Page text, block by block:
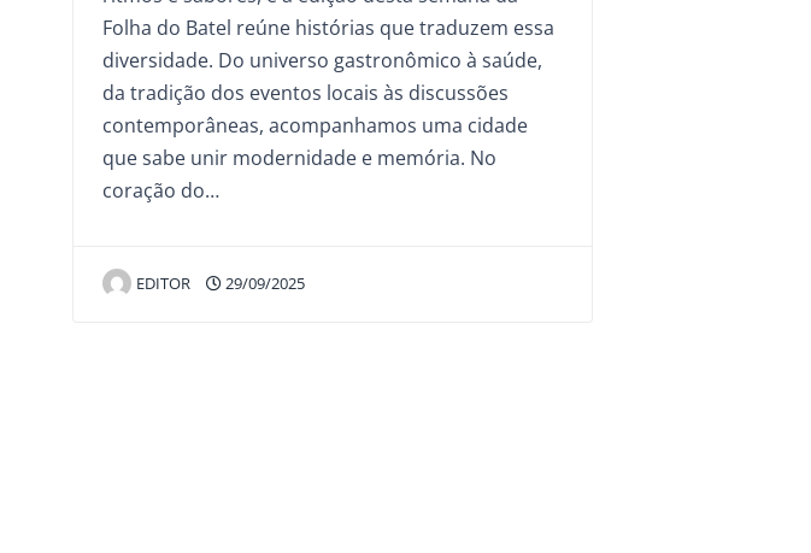
Folha do Batel reúne histórias que traduzem essa
diversidade. Do universo gastronômico à saúde,
da tradição dos eventos locais às discussões
contemporâneas, acompanhamos uma cidade
que sabe unir modernidade e memória. No
coração do…
EDITOR 29/09/2025